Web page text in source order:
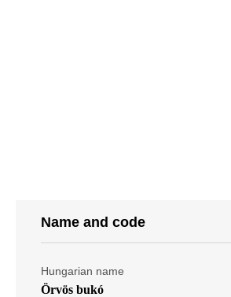
Name and code
Hungarian name
Örvös bukó